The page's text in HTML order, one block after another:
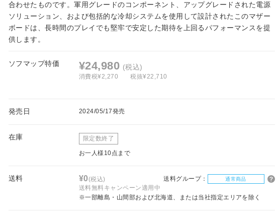
合わせたものです。軍用グレードのコンポーネント、アップグレードされた電源
ソリューション、および包括的な冷却システムを使用して設計されたこのマザー
ボードは、長時間のプレイでも堅牢で安定した期待を上回るパフォーマンスを提
供します。
ソフマップ特価 ¥24,980 (税込)
消費税¥2,270 税抜¥22,710
発売日 2024/05/17発売
在庫 限定数終了
お一人様10点まで
送料 ¥0(税込) 送料グループ： 通常商品
送料無料キャンペーン適用中
※一部離島・山間部および北海道、または当社指定エリアを除く